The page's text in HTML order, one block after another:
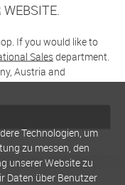
If you would like to
Salesdepartment.
Austria and
Technologien, um
zu messen, den
unserer Website zu
Daten über Benutzer